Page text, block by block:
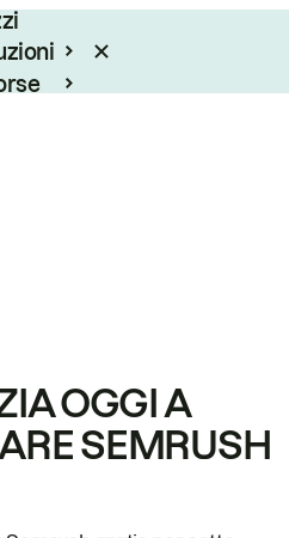
OGGI A
SEMRUSH